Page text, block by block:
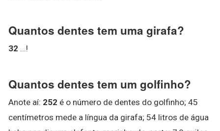
Quantos dentes tem uma girafa?
32 ...!
Quantos dentes tem um golfinho?
Anote aí: 252 é o número de dentes do golfinho; 45
centímetros mede a língua da girafa; 54 litros de água